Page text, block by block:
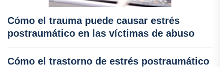
Cómo el trauma puede causar estrés
postraumático en las víctimas de abuso
Cómo el trastorno de estrés postraumático